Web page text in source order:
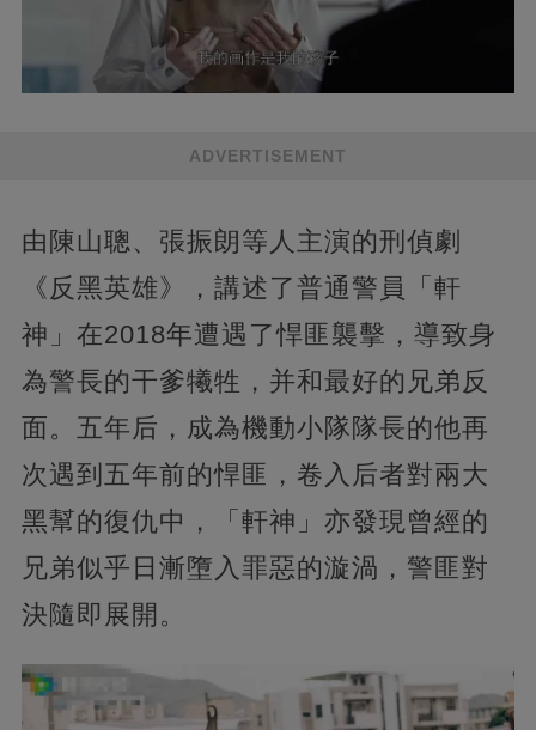
ADVERTISEMENT
由陳山聰、張振朗等人主演的刑偵劇
《反黑英雄》，講述了普通警員「軒
神」在2018年遭遇了悍匪襲擊，導致身
為警長的干爹犧牲，并和最好的兄弟反
面。五年后，成為機動小隊隊長的他再
次遇到五年前的悍匪，卷入后者對兩大
黑幫的復仇中，「軒神」亦發現曾經的
兄弟似乎日漸墮入罪惡的漩渦，警匪對
決隨即展開。